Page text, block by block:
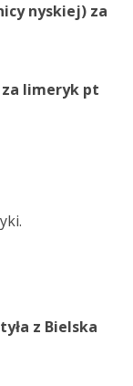
nyskiej) za
limeryk pt
z Bielska